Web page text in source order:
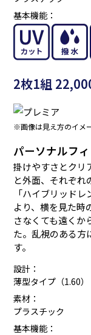
基本機能：
2枚1組
※画像は見え方のイメ
パーソナルフ
掛けやすさとクリ
と外面、それぞれ
「ハイブリッド
より、横を見た時
さなくても遠くか
た。乱視のある方
す。
設計：
薄型タイプ（1.60）
素材：
プラスチック
基本機能：